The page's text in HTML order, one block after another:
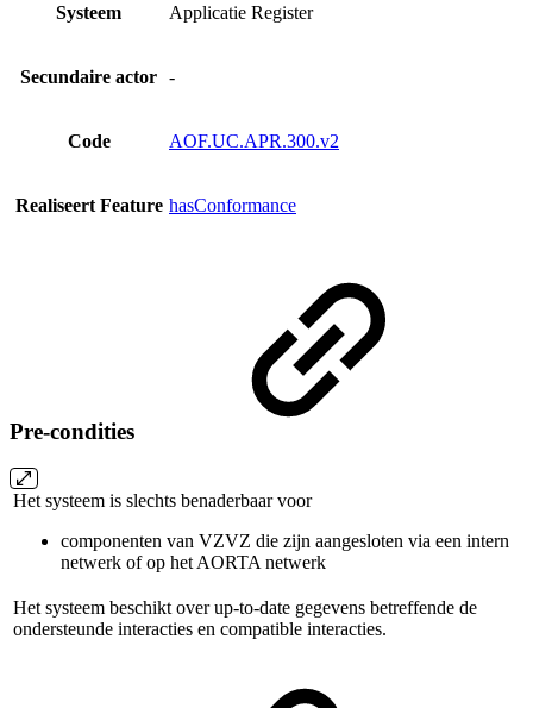
Systeem Applicatie Register
Secundaire actor -
Code AOF.UC.APR.300.v2
Realiseert Feature hasConformance
Pre-condities
Het systeem is slechts benaderbaar voor
componenten van VZVZ die zijn aangesloten via een intern
netwerk of op het AORTA netwerk
Het systeem beschikt over up-to-date gegevens betreffende de
ondersteunde interacties en compatible interacties.